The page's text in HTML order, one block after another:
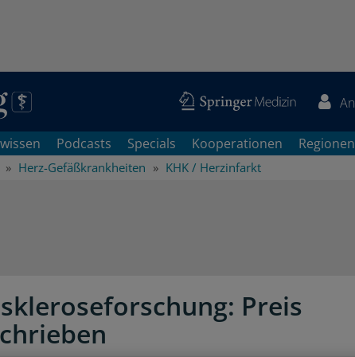
Podcasts Specials Kooperationen Regionen
Herz-Gefäßkrankheiten KHK / Herzinfarkt
Preis